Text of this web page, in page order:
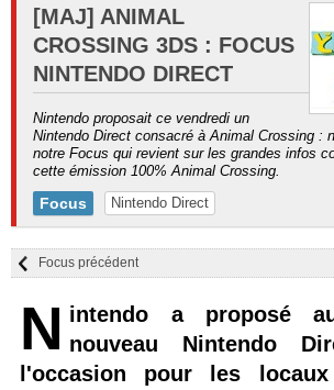
[MAJ] ANIMAL
CROSSING 3DS : FOCUS
NINTENDO DIRECT
Nintendo proposait ce vendredi un
Nintendo Direct consacré à Animal Crossing :
notre Focus qui revient sur les grandes infos
cette émission 100% Animal Crossing.
Focus Nintendo Direct
Focus précédent
N intendo a proposé
nouveau Nintendo
l'occasion pour les